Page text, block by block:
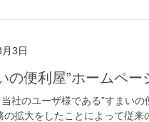
3日
まいの便利屋”ホームペ
社のユーザ様である”すまい
の拡大をしたことによって従